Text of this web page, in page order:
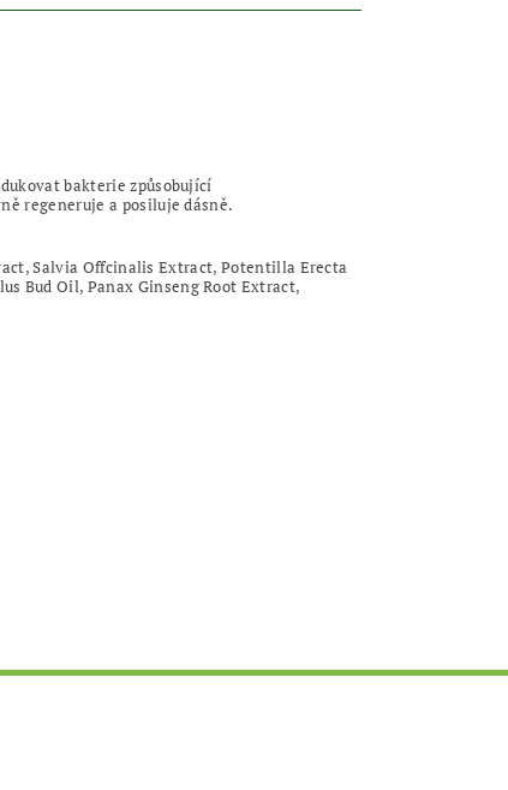
bakterie způsobující
regeneruje a posiluje dásně.
Salvia Offcinalis Extract, Potentilla Erecta
Bud Oil, Panax Ginseng Root Extract,